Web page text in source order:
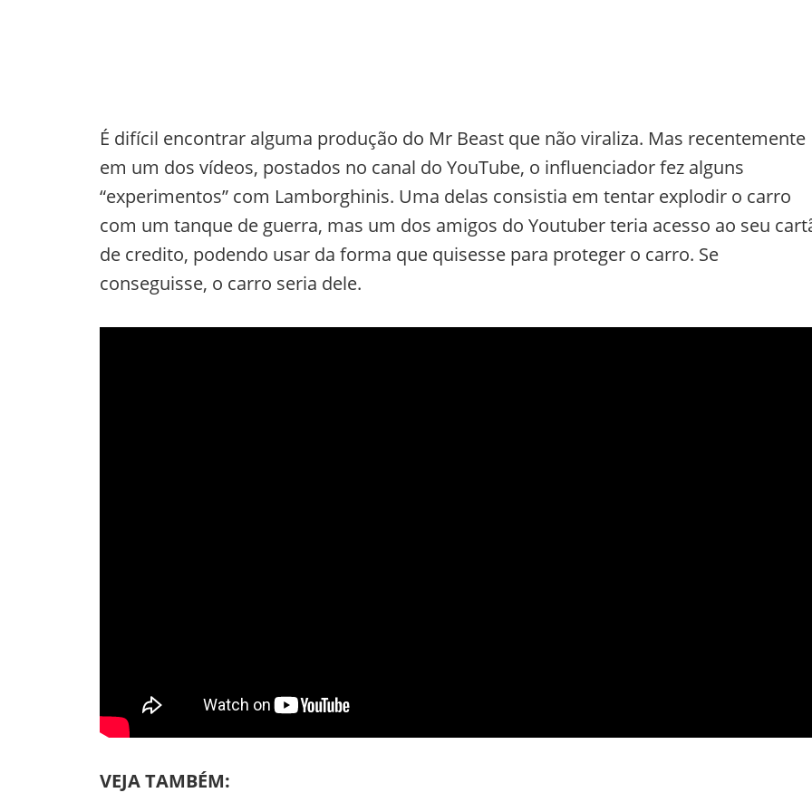
É difícil encontrar alguma produção do Mr Beast que não viraliza. Mas recentemente
em um dos vídeos, postados no canal do YouTube, o influenciador fez alguns
“experimentos” com Lamborghinis. Uma delas consistia em tentar explodir o carro
com um tanque de guerra, mas um dos amigos do Youtuber teria acesso ao seu
de credito, podendo usar da forma que quisesse para proteger o carro. Se
conseguisse, o carro seria dele.
VEJA TAMBÉM: